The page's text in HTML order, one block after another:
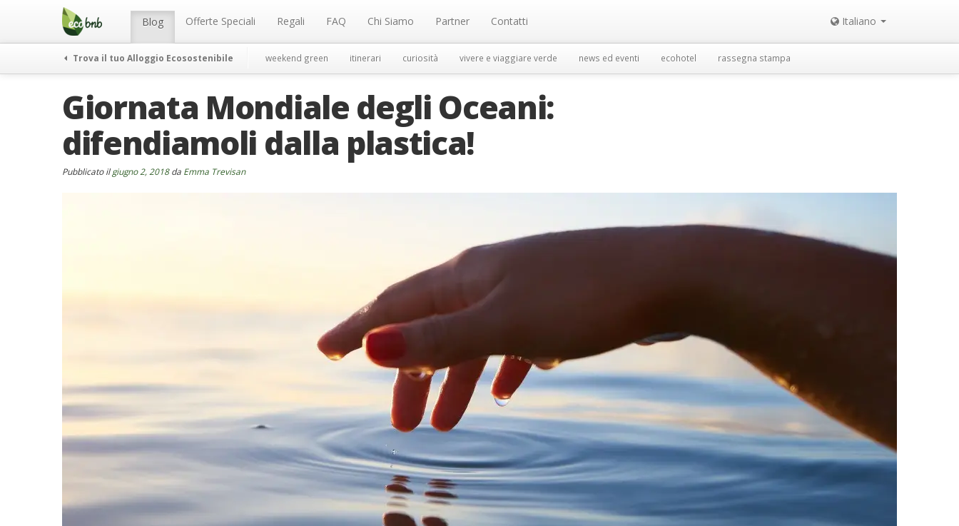
Menu Blog Offerte Speciali Regali FAQ Chi Siamo Partner Contatti Italiano
Trova il tuo Alloggio Ecosostenibile weekend green itinerari curiosità vivere e viaggiare verde news ed eventi ecohotel rassegna stampa
Giornata Mondiale degli Oceani:
difendiamoli dalla plastica!
Pubblicato ilgiugno 2, 2018da Emma Trevisan